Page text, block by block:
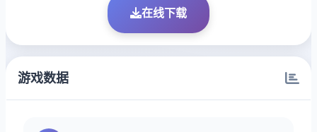
在线下载
游戏数据